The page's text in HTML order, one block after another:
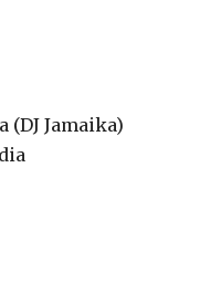
(DJ Jamaika)